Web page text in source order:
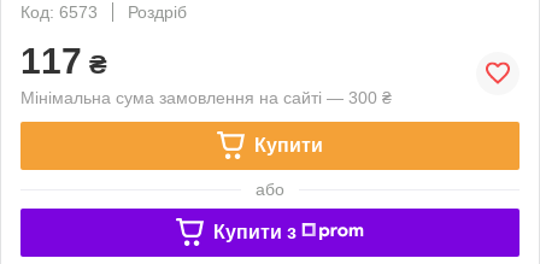
Код: 6573
Роздріб
117 ₴
Мінімальна сума замовлення на сайті — 300 ₴
Купити
або
Купити з